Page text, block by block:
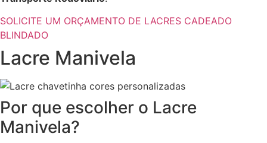
SOLICITE UM ORÇAMENTO DE LACRES CADEADO
BLINDADO
Lacre Manivela
Por que escolher o Lacre
Manivela?